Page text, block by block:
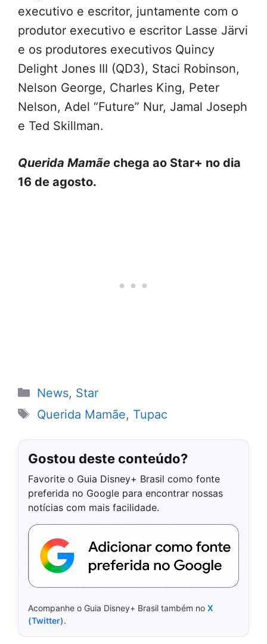
executivo e escritor, juntamente com o
produtor executivo e escritor Lasse Järvi
e os produtores executivos Quincy
Delight Jones III (QD3), Staci Robinson,
Nelson George, Charles King, Peter
Nelson, Adel “Future” Nur, Jamal Joseph
e Ted Skillman.
Querida Mamãe chega ao Star+ no dia
16 de agosto.
Categorias
News, Star
Tags
Querida Mamãe, Tupac
Gostou deste conteúdo?
Favorite o Guia Disney+ Brasil como fonte
preferida no Google para encontrar nossas
notícias com mais facilidade.
Acompanhe o Guia Disney+ Brasil também no X
(Twitter).